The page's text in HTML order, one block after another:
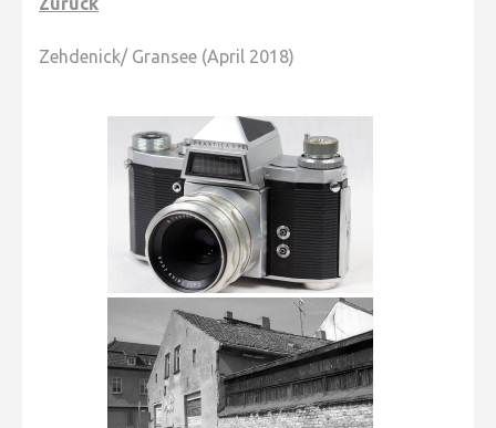
Zehdenick/ Gransee (April 2018)